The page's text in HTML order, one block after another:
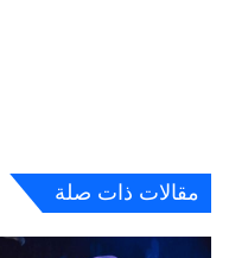
مقالات ذات صلة